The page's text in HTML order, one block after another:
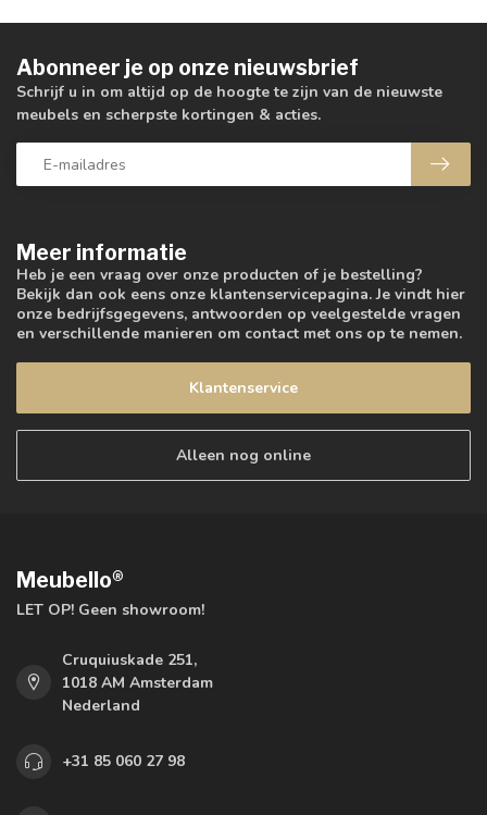
Meer informatie
Heb je een vraag over onze producten of je bestelling?
Bekijk dan ook eens onze klantenservicepagina. Je vindt hier
onze bedrijfsgegevens, antwoorden op veelgestelde vragen
en verschillende manieren om contact met ons op te nemen.
Klantenservice
Alleen nog online
Abonneer je op onze nieuwsbrief
Schrijf u in om altijd op de hoogte te zijn van de nieuwste
meubels en scherpste kortingen & acties.
Meubello®
LET OP! Geen showroom!
Cruquiuskade 251,
1018 AM Amsterdam
Nederland
+31 85 060 27 98